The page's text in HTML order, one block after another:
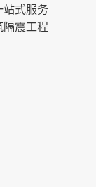
站式服务
隔震工程